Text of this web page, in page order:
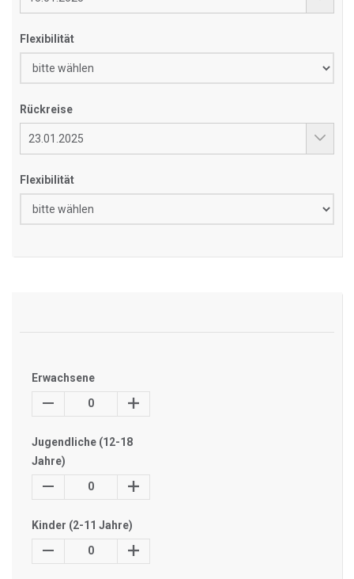
Flexibilität
Rückreise
Flexibilität
Erwachsene
0
Jugendliche (12-18
Jahre)
0
Kinder (2-11 Jahre)
0